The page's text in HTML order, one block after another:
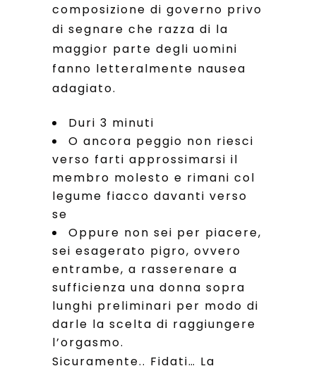
composizione di governo privo
di segnare che razza di la
maggior parte degli uomini
fanno letteralmente nausea
adagiato.
Duri 3 minuti
O ancora peggio non riesci
verso farti approssimarsi il
membro molesto e rimani col
legume fiacco davanti verso
se
Oppure non sei per piacere,
sei esagerato pigro, ovvero
entrambe, a rasserenare a
sufficienza una donna sopra
lunghi preliminari per modo di
darle la scelta di raggiungere
l’orgasmo.
Sicuramente.. Fidati… La